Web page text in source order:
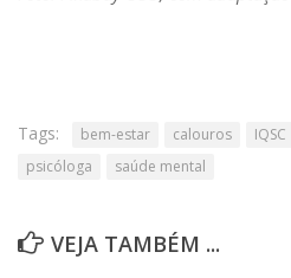
Tags: bem-estar calouros IQSC
psicóloga
saúde mental
VEJA TAMBÉM ...